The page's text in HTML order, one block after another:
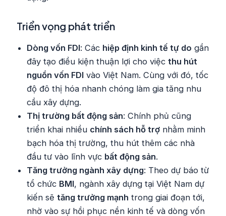
Triển vọng phát triển
Dòng vốn FDI: Các hiệp định kinh tế tự do gần
đây tạo điều kiện thuận lợi cho việcthu hút
nguồn vốn FDI vào Việt Nam. Cùng với đó, tốc
độ đô thị hóa nhanh chóng làm gia tăng nhu
cầu xây dựng.
Thị trường bất động sản: Chính phủ cũng
triển khai nhiều chính sách hỗ trợ nhằm minh
bạch hóa thị trường, thu hút thêm các nhà
đầu tư vào lĩnh vực bất động sản.
Tăng trưởng ngành xây dựng: Theo dự báo từ
tổ chức BMI, ngành xây dựng tại Việt Nam dự
kiến sẽtăng trưởng mạnh trong giai đoạn tới,
nhờ vào sự hồi phục nền kinh tế và dòng vốn